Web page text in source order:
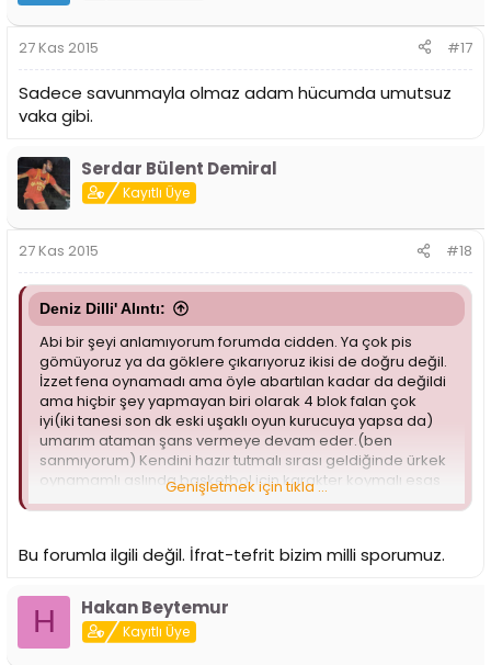
27 Kas 2015 #17
Sadece savunmayla olmaz adam hücumda umutsuz
vaka gibi.
Serdar Bülent Demiral
Kayıtlı Üye
27 Kas 2015 #18
Deniz Dilli' Alıntı:
Abi bir şeyi anlamıyorum forumda cidden. Ya çok pis
gömüyoruz ya da göklere çıkarıyoruz ikisi de doğru değil.
İzzet fena oynamadı ama öyle abartılan kadar da değildi
ama hiçbir şey yapmayan biri olarak 4 blok falan çok
iyi(iki tanesi son dk eski uşaklı oyun kurucuya yapsa da)
umarım ataman şans vermeye devam eder.(ben
sanmıyorum) Kendini hazır tutmalı sırası geldiğinde ürkek
oynamamlı aslında basketbol için karakter koymalı esas
olan oynamayan oyuncular için yapulması gereken
Genişletmek için tıkla ...
Bu forumla ilgili değil. İfrat-tefrit bizim milli sporumuz.
H Hakan Beytemur
Kayıtlı Üye